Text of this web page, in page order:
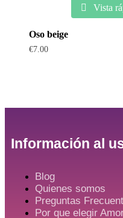
Vista
Oso beige
€7.00
Información al
Blog
Quienes somos
Preguntas
Por que elegir